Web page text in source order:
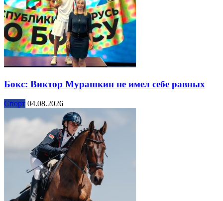
Бокс: Виктор Мурашкин не имел себе равных
Спорт 04.08.2026